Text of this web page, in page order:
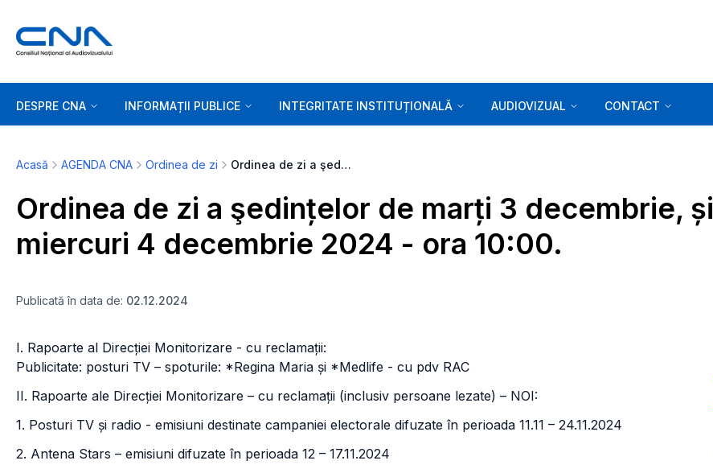
DESPRE CNA INFORMAȚII PUBLICE INTEGRITATE INSTITUȚIONALĂ AUDIOVIZUAL CONTACT
Acasă AGENDA CNA Ordinea de zi Ordinea de zi a şedințelor de marți 3 decembrie, și miercuri 4 decembrie 2024 - ora 10:00.
Ordinea de zi a şedințelor de marți 3 decembrie, și
miercuri 4 decembrie 2024 - ora 10:00.
Publicată în data de: 02.12.2024
I. Rapoarte al Direcției Monitorizare - cu reclamații:
Publicitate: posturi TV – spoturile: *Regina Maria și *Medlife - cu pdv RAC
II. Rapoarte ale Direcției Monitorizare – cu reclamații (inclusiv persoane lezate) – NOI:
1. Posturi TV și radio - emisiuni destinate campaniei electorale difuzate în perioada 11.11 – 24.11.2024
2. Antena Stars – emisiuni difuzate în perioada 12 – 17.11.2024